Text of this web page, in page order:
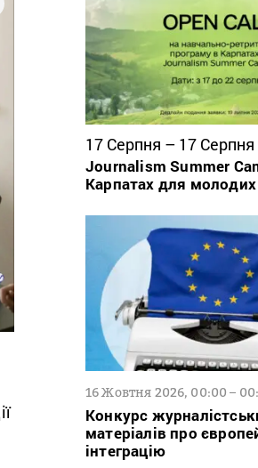
17 Серпня – 17 Серпня
Journalism Summer
Карпатах для молодих
16 Жовтня 2026, 00:00 –
Конкурс
матеріалів про
інтеграцію